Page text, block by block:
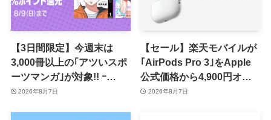
【3日間限定】今週末は
3,000冊以上の｢アツいスポ
ーツマンガ｣が対象!! ｰ
｢Amazonマンガ毎週末セ
2026年8月7日
【セール】楽天モバイルが
｢AirPods Pro 3｣をApple
公式価格から4,900円オフ
で販売中
2026年8月7日